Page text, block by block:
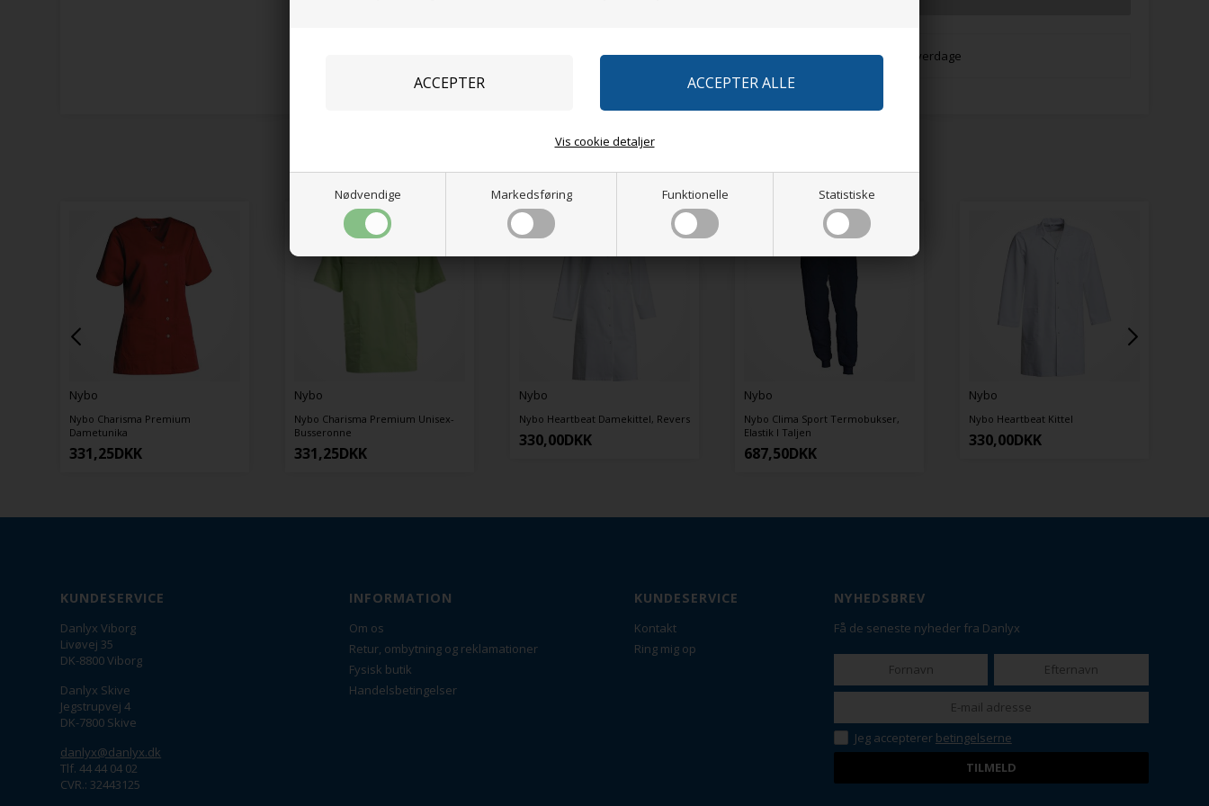
Nødvendige Markedsføring Funktionelle Statistiske
Vis cookie detaljer
Forventet leveringstid:Lev. 1-3 hverdage
Relaterede produkter
Nybo Charisma Premium Unisex-
Nybo Heartbeat Damekittel, Revers
Nybo Clima Sport Termobukser,
Nybo Heartbeat Kittel
Nybo Super Cool Capri Jeans
KUNDESERVICE
Danlyx Viborg
Livøvej 35
DK-8800 Viborg
Danlyx Skive
Jegstrupvej 4
DK-7800 Skive
danlyx@danlyx.dk
Tlf. 44 44 04 02
CVR.: 32443125
INFORMATION
Om os
Retur, ombytning og reklamationer
Fysisk butik
Handelsbetingelser
KUNDESERVICE
Kontakt
Ring mig op
NYHEDSBREV
Få de seneste nyheder fra Danlyx
Jeg accepterer betingelserne